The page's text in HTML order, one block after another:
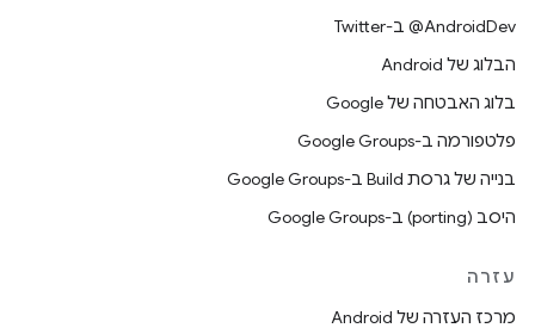
‎@AndroidDev ב-Twitter
הבלוג של Android
בלוג האבטחה של Google
פלטפורמה ב-Google Groups
בנייה של גרסת Build ב-Google Groups
היסב (porting) ב-Google Groups
עזרה
מרכז העזרה של Android